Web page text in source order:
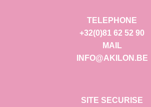
TELEPHONE
+32(0)81 62 52 90
MAIL
INFO@AKILON.BE
SITE SECURISE